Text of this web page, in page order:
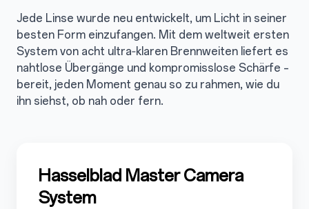
Jede Linse wurde neu entwickelt, um Licht in seiner
besten Form einzufangen. Mit dem weltweit ersten
System von acht ultra‑klaren Brennweiten liefert es
nahtlose Übergänge und kompromisslose Schärfe –
bereit, jeden Moment genau so zu rahmen, wie du
ihn siehst, ob nah oder fern.
Hasselblad Master Camera
System